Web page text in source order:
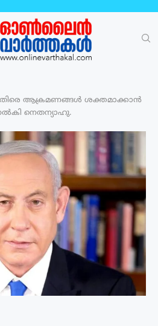
ആക്രമണങ്ങൾ ശക്തമാക്കാൻ
നെതന്യാഹു.